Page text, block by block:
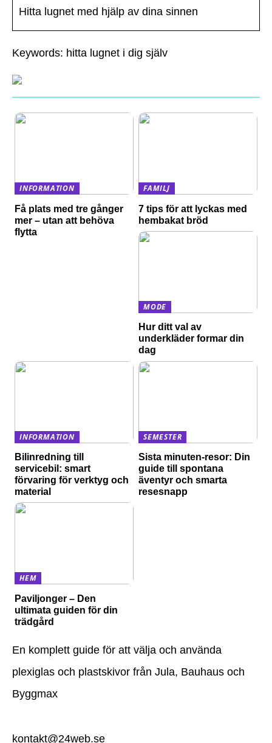
Hitta lugnet med hjälp av dina sinnen
Keywords: hitta lugnet i dig själv
INFORMATION
Få plats med tre gånger
mer – utan att behöva
flytta
FAMILJ
7 tips för att lyckas med
hembakat bröd
MODE
Hur ditt val av
underkläder formar din
dag
INFORMATION
Bilinredning till
servicebil: smart
förvaring för verktyg och
material
SEMESTER
Sista minuten-resor: Din
guide till spontana
äventyr och smarta
resesnapp
HEM
Paviljonger – Den
ultimata guiden för din
trädgård
En komplett guide för att välja och använda
plexiglas och plastskivor från Jula, Bauhaus och
Byggmax
kontakt@24web.se